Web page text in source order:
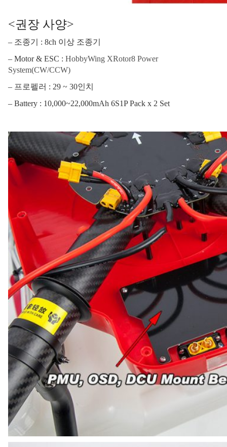
<권장 사양>
– 조종기 : 8ch 이상 조종기
– Motor & ESC : HobbyWing XRotor8 Power
System(CW/CCW)
– 프로펠러 : 29 ~ 30인치
– Battery : 10,000~22,000mAh 6S1P Pack x 2 Set